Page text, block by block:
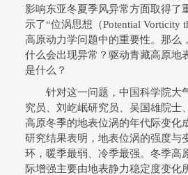
影响东亚冬夏季风异常方面取得了
示了“位涡思想（Potential Vorticity
高原动力学问题中的重要性。那么
什么会出现异常？驱动青藏高原地
是什么？
针对这一问题，中国科学院大
究员、刘屹岷研究员、吴国雄院士
高原冬季的地表位涡的年代际变化
研究结果表明，地表位涡的强度与
环，暖季最弱、冷季最强。冬季高
际增强主要由地表静力稳定度变化